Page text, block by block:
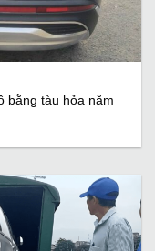
bằng tàu hỏa năm